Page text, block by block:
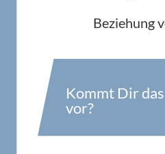
Beziehung
Kommt Dir
vor?